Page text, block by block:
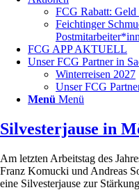
FCG Rabatt: Geld
Feichtinger
FCG APP AKTUELL
Unser FCG Partner in
Winterreisen 2027
Unser FCG
Menü Menü
Silvesterjause in
Am letzten Arbeitstag des
Franz Komucki und Andreas
eine Silvesterjause zur